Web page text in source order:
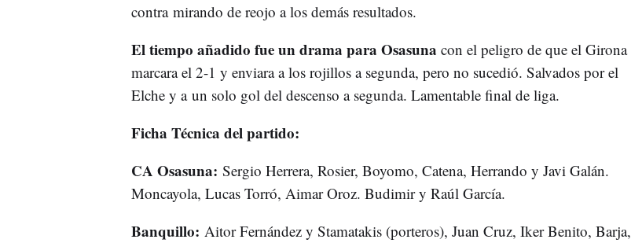
contra mirando de reojo a los demás resultados.
El tiempo añadido fue un drama para Osasuna con el peligro de que el Girona
marcara el 2-1 y enviara a los rojillos a segunda, pero no sucedió. Salvados por el
Elche y a un solo gol del descenso a segunda. Lamentable final de liga.
Ficha Técnica del partido:
CA Osasuna: Sergio Herrera, Rosier, Boyomo, Catena, Herrando y Javi Galán.
Moncayola, Lucas Torró, Aimar Oroz. Budimir y Raúl García.
Banquillo: Aitor Fernández y Stamatakis (porteros), Juan Cruz, Iker Benito, Barja,